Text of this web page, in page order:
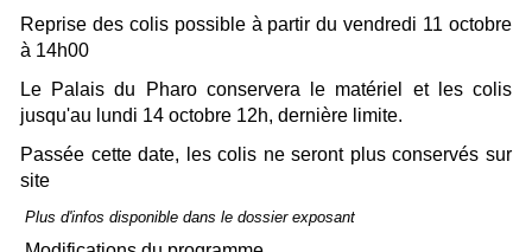
Reprise des colis possible à partir du vendredi 11 octobre
à 14h00
Le Palais du Pharo conservera le matériel et les colis
jusqu'au lundi 14 octobre 12h, dernière limite.
Passée cette date, les colis ne seront plus conservés sur
site
Plus d'infos disponible dans le dossier exposant